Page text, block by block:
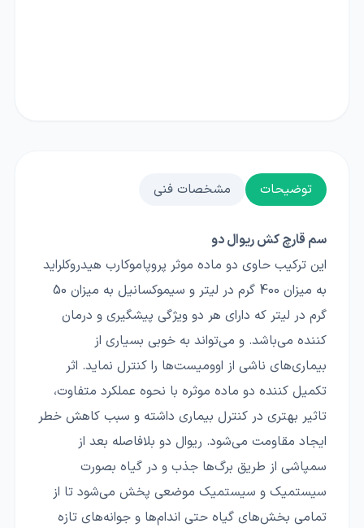
توضیحات مشخصات فنی
سم قارچ کش ریوال دو
این ترکیب حاوی دو ماده موثر پروپاموکارب هیدروکلراید
به میزان 400 گرم در لیتر و سیموکسانیل به میزان 50
گرم در لیتر که دارای هر دو ویژگی پیشگیری و درمان
کننده می‌باشد. و می‌تواند به خوبی بسیاری از
بیماری‌های ناشی از اوومیست‌ها را کنترل نماید. اثر
تکمیل کننده دو ماده موثره با نحوه عملکرد متفاوت،
تاثیر بهتری در کنترل بیماری داشته و سبب کاهش خطر
ایجاد مقاومت می‌شود. ریوال دو بلافاصله بعد از
سمپاشی از طریق برگ‌ها جذب و در گیاه بصورت
سیستمیک و سیستمیک موضعی پخش می‌شود تا از
تمامی بخش‌های گیاه حتی اندام‌ها و جوانه‌های تازه